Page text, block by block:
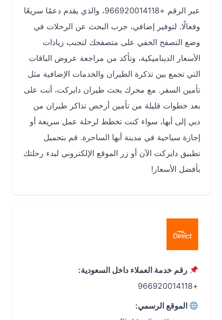
عبر الرقم +966920014118، والذي يقدم دعمًا سريعًا
وفعالًا. لتوفير إضافي، جرب البحث عن الرحلات في
وضع التصفح الخفي على متصفحك لتجنب زيادات
الأسعار الديناميكية، وتأكد من مراجعة عروض الباقات
التي تجمع بين تذكرة الطيران والخدمات الإضافية مثل
تأمين السفر. مع محرك بحث طيران دايركت، أنت على
بعد خطوات قليلة من تأمين أرخص تذاكر طيران من
دبي إلى أبها، سواء كنت تخطط لرحلة عمل سريعة أو
إجازة سياحية في مدينة أبها الساحرة. قم بتحميل
تطبيق دايركت الآن أو زر الموقع الإلكتروني لبدء رحلتك
بأفضل الأسعار!
رقم خدمة العملاء داخل السعودية:
الموقع الرسمي: